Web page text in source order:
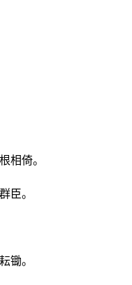
相倚。
臣。
锄。